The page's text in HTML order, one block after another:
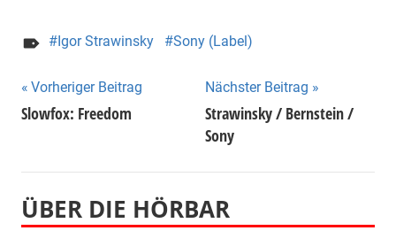
Igor Strawinsky Sony (Label)
Beitragsnavigation
Vorheriger Beitrag
Slowfox: Freedom
Nächster Beitrag
Strawinsky / Bernstein /
Sony
ÜBER DIE HÖRBAR